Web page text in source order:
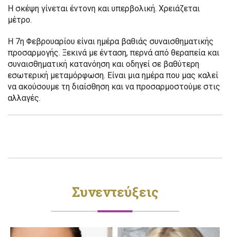
Η σκέψη γίνεται έντονη και υπερβολική. Χρειάζεται
μέτρο.
Η 7η Φεβρουαρίου είναι ημέρα βαθιάς συναισθηματικής
προσαρμογής. Ξεκινά με ένταση, περνά από θεραπεία και
συναισθηματική κατανόηση και οδηγεί σε βαθύτερη
εσωτερική μεταμόρφωση. Είναι μια ημέρα που μας καλεί
να ακούσουμε τη διαίσθηση και να προσαρμοστούμε στις
αλλαγές.
Συνεντεύξεις